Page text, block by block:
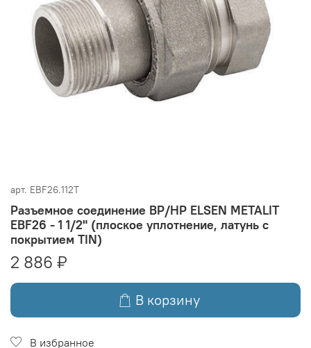
арт. EBF26.112T
Разъемное соединение ВР/НР ELSEN METALIT
EBF26 - 1 1/2" (плоское уплотнение, латунь с
покрытием TIN)
2 886 ₽
В корзину
В избранное